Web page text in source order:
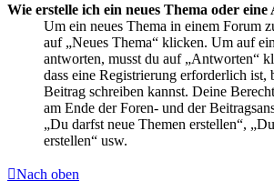
Wie erstelle ich ein neues Thema oder
Um ein neues Thema in einem Forum
auf „Neues Thema“ klicken. Um auf
antworten, musst du auf „Antworten“
dass eine Registrierung erforderlich ist,
Beitrag schreiben kannst. Deine
am Ende der Foren- und der
„Du darfst neue Themen erstellen“,
erstellen“ usw.
Nach oben